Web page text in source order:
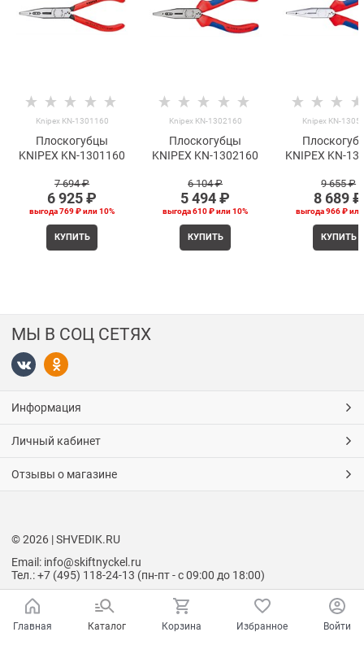
Knipex KN-1301160
Плоскогубцы
KNIPEX KN-1301160
7 694 ₽
6 925 ₽
выгода769 ₽или10%
КУПИТЬ
Knipex KN-1302160
Плоскогубцы
KNIPEX KN-1302160
6 104 ₽
5 494 ₽
выгода610 ₽или10%
КУПИТЬ
Knipex KN-
KNIPEX KN-
9 655 ₽
8 689 ₽
выгода966 ₽
КУПИТЬ
МЫ В СОЦ СЕТЯХ
Информация
Личный кабинет
Отзывы о магазине
© 2026 | SHVEDIK.RU
Email: info@skiftnyckel.ru
Тел.: +7 (495) 118-24-13 (пн-пт - с 09:00 до 18:00)
Главная Каталог Корзина Избранное Войти